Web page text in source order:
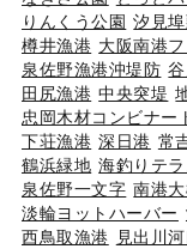
りんくう公園 汐見
樽井漁港 大阪南港
泉佐野漁港沖堤防
田尻漁港 中央突堤
忠岡木材コンビナー
下荘漁港 深日港 常
鶴浜緑地 海釣りテラ
泉佐野一文字 南港
淡輪ヨットハーバー
西鳥取漁港
見出川